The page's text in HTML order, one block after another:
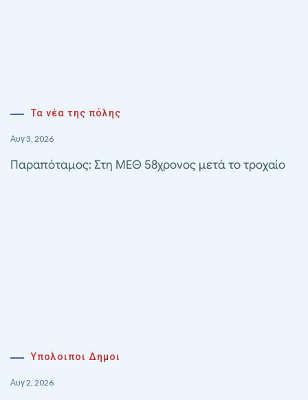
Τα νέα της πόλης
Αυγ 3, 2026
Παραπόταμος: Στη ΜΕΘ 58χρονος μετά το τροχαίο
Υπολοιποι Δημοι
Αυγ 2, 2026